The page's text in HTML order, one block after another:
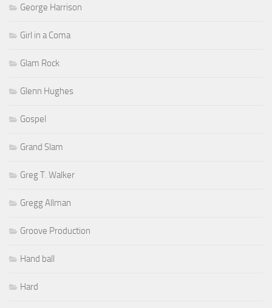
George Harrison
Girl in a Coma
Glam Rock
Glenn Hughes
Gospel
Grand Slam
Greg T. Walker
Gregg Allman
Groove Production
Hand ball
Hard